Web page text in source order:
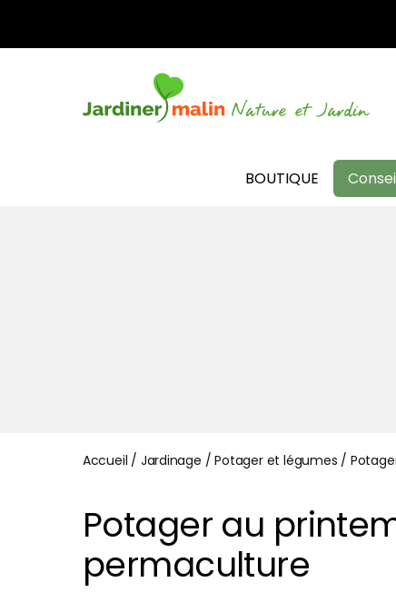
BOUTIQUE
Accueil / Jardinage /Potager et légumes /
Potager au
permaculture